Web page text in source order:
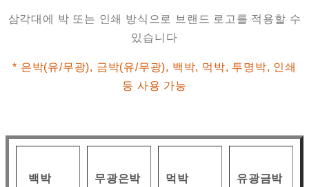
삼각대에 박 또는 인쇄 방식으로 브랜드 로고를 적용할 수
있습니다
* 은박(유/무광), 금박(유/무광), 백박, 먹박, 투명박, 인쇄
등 사용 가능
백박 무광은박 먹박 유광금박